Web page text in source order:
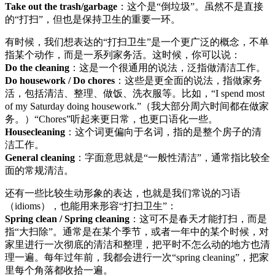
Take out the trash/garbage ：这个是“倒垃圾”。虽然不是直接
的“打扫”，但也是保持卫生的重要一环。
有时候，我们想表达的“打扫卫生”是一个更广泛的概念，不单
指某个动作，而是一系列家务活。这时候，你可以说：
Do the cleaning ：这是一个很通用的说法，泛指做清洁工作。
Do housework / Do chores ：这些是更全面的说法，指做家务
活，包括清洁、整理、做饭、洗衣服等。比如，“I spend most
of my Saturday doing housework.”（我大部分周六时间都在做家
务。）“Chores”听起来更日常，也更口语化一些。
Housecleaning ：这个词更偏向于名词，指的是整个房子的清
洁工作。
General cleaning ：字面意思就是“一般性清洁”，通常指比较全
面的常规清洁。
还有一些比较生动形象的表达，也就是我们常说的习语
（idioms），也能用来形容“打扫卫生”：
Spring clean / Spring cleaning ：这可不是春天才能打扫，而是
指“大扫除”。通常是在某个季节，或者一年中的某个时候，对
家里进行一次彻底的清洁和整理，把平时不怎么动的地方也清
理一遍。每年过年前，我都会进行一次“spring cleaning”，把家
里每个角落都收拾一遍。